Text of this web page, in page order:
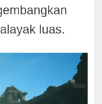
luas.